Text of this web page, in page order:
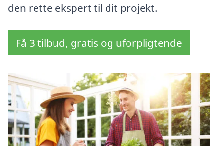
den rette ekspert til dit projekt.
Få 3 tilbud, gratis og uforpligtende